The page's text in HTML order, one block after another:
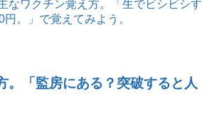
。「監房にある？突破すると人